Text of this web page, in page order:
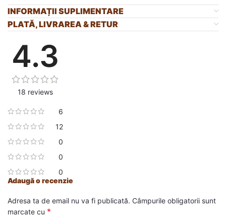
INFORMAȚII SUPLIMENTARE
PLATĂ, LIVRAREA & RETUR
4.3
18 reviews
6
12
0
0
0
Adaugă o recenzie
Adresa ta de email nu va fi publicată. Câmpurile obligatorii sunt
marcate cu *